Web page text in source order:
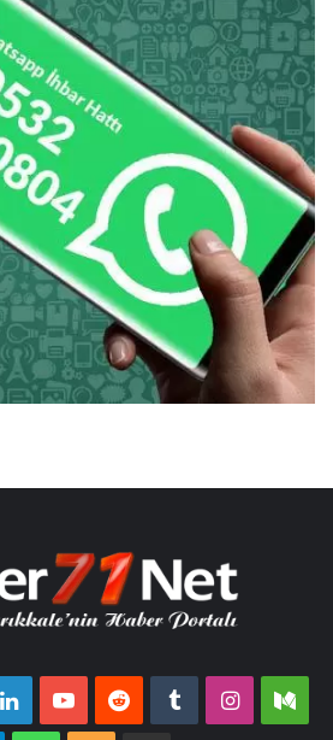
LinkedInYouTubeReddit Tumblr